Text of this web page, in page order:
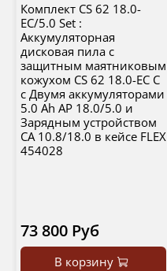
Комплект CS 62 18.0-
EC/5.0 Set :
Аккумуляторная
дисковая пила с
защитным маятниковым
кожухом CS 62 18.0-EC C
с Двумя аккумуляторами
5.0 Ah AP 18.0/5.0 и
Зарядным устройством
CA 10.8/18.0 в кейсе FLEX
454028
73 800 Руб
В корзину